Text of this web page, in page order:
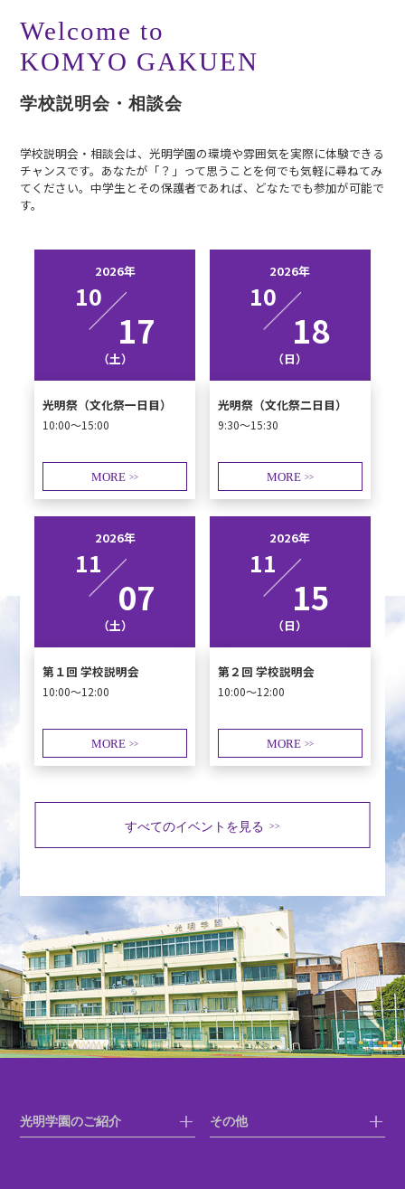
Welcome to
KOMYO GAKUEN
学校説明会・相談会
学校説明会・相談会は、光明学園の環境や雰囲気を実際に体験できる
チャンスです。あなたが「？」って思うことを何でも気軽に尋ねてみ
てください。中学生とその保護者であれば、どなたでも参加が可能で
す。
2026年
10
17
（土）
光明祭（文化祭一日目）
10:00～15:00
MORE >>
2026年
10
18
（日）
光明祭（文化祭二日目）
9:30～15:30
MORE >>
2026年
11
07
（土）
第１回 学校説明会
10:00～12:00
MORE >>
2026年
11
15
（日）
第２回 学校説明会
10:00～12:00
MORE >>
すべてのイベントを見る >>
光明学園のご紹介 その他